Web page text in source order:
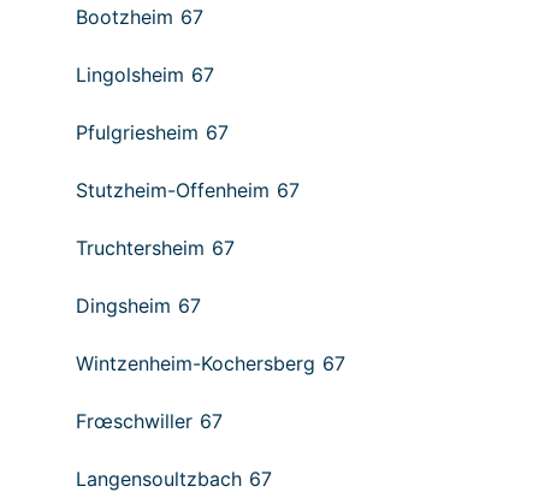
Bootzheim 67
Lingolsheim 67
Pfulgriesheim 67
Stutzheim-Offenheim 67
Truchtersheim 67
Dingsheim 67
Wintzenheim-Kochersberg 67
Frœschwiller 67
Langensoultzbach 67